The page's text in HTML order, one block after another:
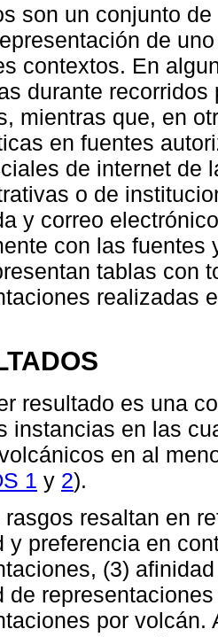
son un conjunto
de
contextos. En
durante
mientras que, en
en fuentes
de internet de
o de
y correo
con las
tablas con
realizadas
resultado es una
instancias en las
en al
1 y 2).
resaltan en
y preferencia en
(3)
de
por